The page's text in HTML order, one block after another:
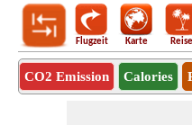
Flugzeit Karte Reise
CO2 Emission Calories